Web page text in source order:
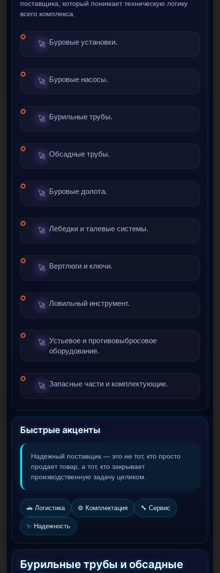
Пробки цементировочные
Центраторы колонные
Башмаки колонные
Перья для резки кабеля
Перья гидромониторные
Пауки гидравлические
Желонки
Скреперы механические
Удочки ловильные
Шламометаллоуловитель ШМУ
заводным зубом
Магнитные ловители
Фрезеры стартово-оконные
Калибраторы расширители
Фрезеры Барракуда
Фрезеры пилотные
Райберы конусные
Фрезеры кольцевые
Фрезеры-долота торцевые
Ключи
Фрезерующие инструменты
Клинья — отклонители
Метчики ловильные
поставщика, который понимает техническую логику
всего комплекса.
🚀 Буровые установки.
🚀 Буровые насосы.
🚀 Бурильные трубы.
🚀 Обсадные трубы.
🚀 Буровые долота.
🚀 Лебедки и талевые системы.
🚀 Вертлюги и ключи.
🚀 Ловильный инструмент.
🚀 Устьевое и противовыбросовое
оборудование.
🚀 Запасные части и комплектующие.
Быстрые акценты
Надежный поставщик — это не тот, кто просто
продает товар, а тот, кто закрывает
производственную задачу целиком.
🚗 Логистика ⚙️ Комплектация 🔧 Сервис
✨ Надежность
Бурильные трубы и обсадные